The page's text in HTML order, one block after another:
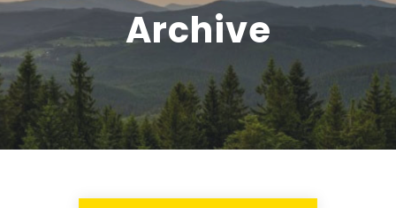
Archive